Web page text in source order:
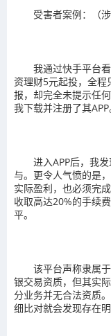
受害者案例：（涉
我通过快手平台看
资理财5元起投，全
报，却完全未提示任
我下载并注册了其APP
进入APP后，我发
与。更令人气愤的是
实际盈利，也必须完
收取高达20%的手续
平。
该平台声称隶属于“
银交易资质，但其实
分业务并无合法资质
细比对就会发现存在明